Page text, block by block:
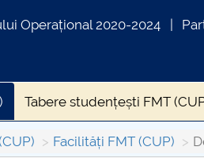
Operațional 2020-2024
Tabere studențești FMT
Facilități FMT (CUP)